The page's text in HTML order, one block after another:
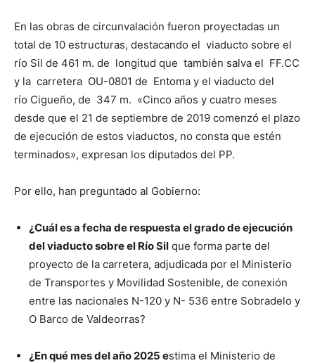
En las obras de circunvalación fueron proyectadas un
total de 10 estructuras, destacando el viaducto sobre el
río Sil de 461 m. de longitud que también salva el FF.CC
y la carretera OU-0801 de Entoma y el viaducto del
río Cigueño, de 347 m. «Cinco años y cuatro meses
desde que el 21 de septiembre de 2019 comenzó el plazo
de ejecución de estos viaductos, no consta que estén
terminados», expresan los diputados del PP.
Por ello, han preguntado al Gobierno:
¿Cuál es a fecha de respuesta el grado de ejecución
del viaducto sobre el Río Sil que forma parte del
proyecto de la carretera, adjudicada por el Ministerio
de Transportes y Movilidad Sostenible, de conexión
entre las nacionales N-120 y N- 536 entre Sobradelo y
O Barco de Valdeorras?
¿En qué mes del año 2025 estima el Ministerio de